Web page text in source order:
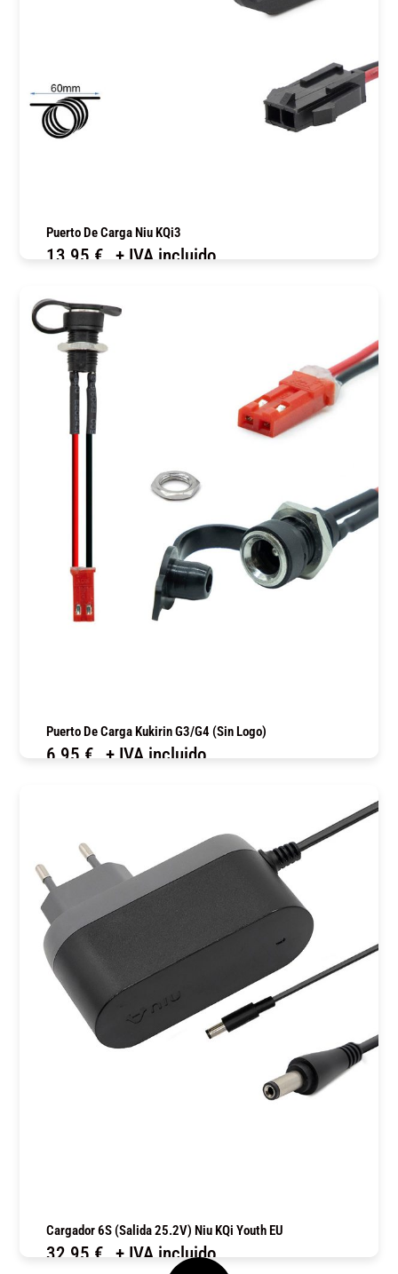
Puerto De Carga Niu KQi3
13,95 € + IVA incluido
Puerto De Carga Kukirin G3/G4 (Sin Logo)
6,95 € + IVA incluido
Cargador 6S (salida 25.2V) Niu KQi Youth EU
32,95 € + IVA incluido